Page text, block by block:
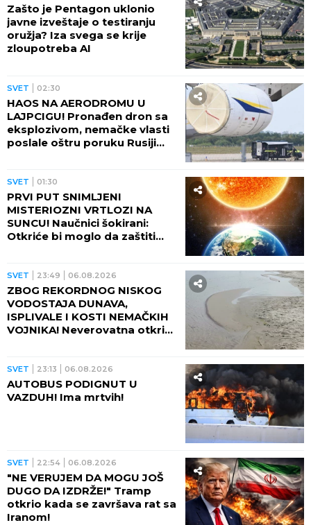
Zašto je Pentagon uklonio
javne izveštaje o testiranju
oružja? Iza svega se krije
zloupotreba AI
SVET 02:30
HAOS NA AERODROMU U
LAJPCIGU! Pronađen dron sa
eksplozivom, nemačke vlasti
poslale oštru poruku Rusiji
SVET 01:30
PRVI PUT SNIMLJENI
MISTERIOZNI VRTLOZI NA
SUNCU! Naučnici šokirani:
Otkriće bi moglo da zaštiti
SVET 23:49 06.08.2026
ZBOG REKORDNOG NISKOG
VODOSTAJA DUNAVA,
ISPLIVALE I KOSTI NEMAČKIH
VOJNIKA! Neverovatna otkrića
SVET 23:13 06.08.2026
AUTOBUS PODIGNUT U
VAZDUH! Ima mrtvih!
SVET 22:54 06.08.2026
"NE VERUJEM DA MOGU JOŠ
DUGO DA IZDRŽE!" Tramp
otkrio kada se završava rat sa
Iranom!